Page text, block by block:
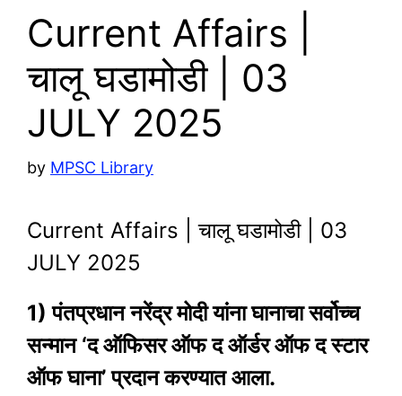
Current Affairs |
चालू घडामोडी | 03
JULY 2025
by MPSC Library
Current Affairs | चालू घडामोडी | 03
JULY 2025
1) पंतप्रधान नरेंद्र मोदी यांना घानाचा सर्वोच्च
सन्मान ‘द ऑफिसर ऑफ द ऑर्डर ऑफ द स्टार
ऑफ घाना’ प्रदान करण्यात आला.